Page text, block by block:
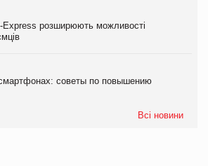
Express розширюють можливості
советы по повышению
Всі новини